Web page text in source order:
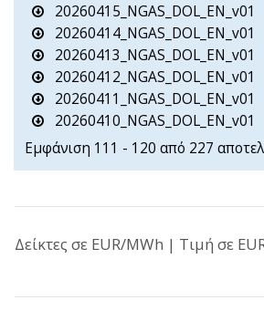
20260415_NGAS_DOL_EN_v01
20260414_NGAS_DOL_EN_v01
20260413_NGAS_DOL_EN_v01
20260412_NGAS_DOL_EN_v01
20260411_NGAS_DOL_EN_v01
20260410_NGAS_DOL_EN_v01
Εμφάνιση 111 - 120 από 227
Δείκτες σε EUR/MWh | Τιμή σε